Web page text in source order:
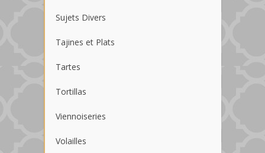
Sujets Divers
Tajines et Plats
Tartes
Tortillas
Viennoiseries
Volailles